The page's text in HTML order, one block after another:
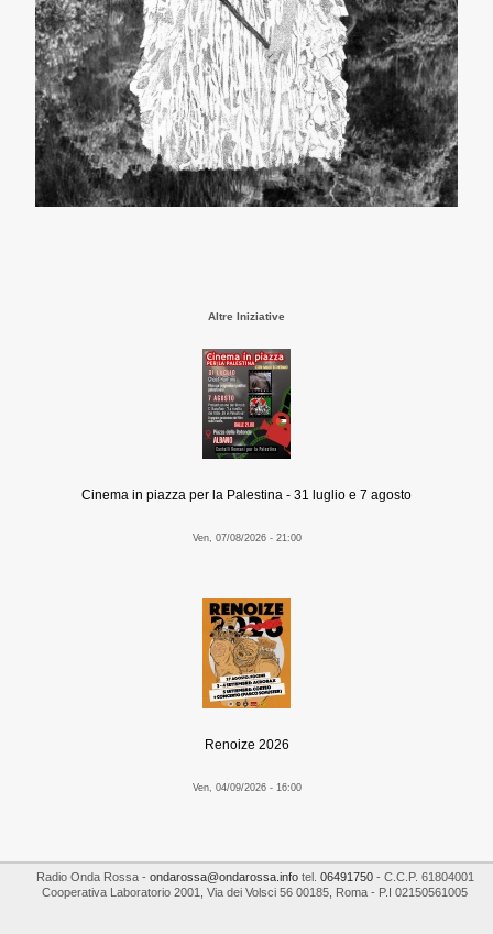
Altre Iniziative
Cinema in piazza per la Palestina - 31 luglio e 7 agosto
Ven, 07/08/2026 - 21:00
Renoize 2026
Ven, 04/09/2026 - 16:00
Radio Onda Rossa- ondarossa@ondarossa.infotel. 06491750- C.C.P. 61804001
Cooperativa Laboratorio 2001
Via dei Volsci 56 00185 Roma - P.I 02150561005